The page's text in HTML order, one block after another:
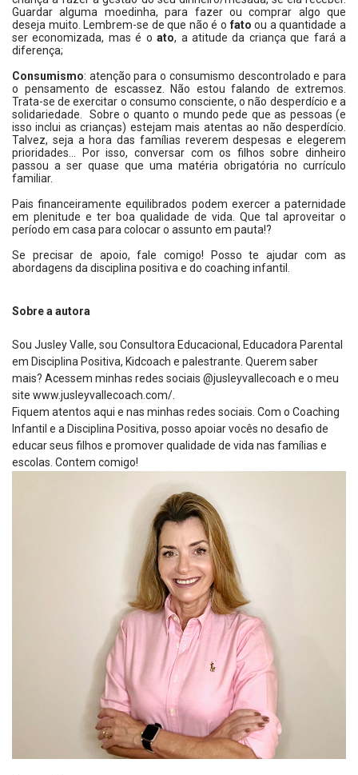
Guardar alguma moedinha, para fazer ou comprar algo que
deseja muito. Lembrem-se de que não é ofato ou a quantidade a
ser economizada, mas é oato, a atitude da criança que fará a
diferença;
Consumismo: atenção para o consumismo descontrolado e para
o pensamento de escassez. Não estou falando de extremos.
Trata-se de exercitar o consumo consciente, o não desperdício e a
solidariedade. Sobre o quanto o mundo pede que as pessoas (e
isso inclui as crianças) estejam mais atentas ao não desperdício.
Talvez, seja a hora das famílias reverem despesas e elegerem
prioridades... Por isso, conversar com os filhos sobre dinheiro
passou a ser quase que uma matéria obrigatória no currículo
familiar.
Pais financeiramente equilibrados podem exercer a paternidade
em plenitude e ter boa qualidade de vida. Que tal aproveitar o
período em casa para colocar o assunto em pauta!?
Se precisar de apoio, fale comigo! Posso te ajudar com as
abordagens da disciplina positiva e do coaching infantil.
Sobre a autora
Sou Jusley Valle, sou Consultora Educacional, Educadora Parental
em Disciplina Positiva, Kidcoach e palestrante. Querem saber
mais? Acessem minhas redes sociais @jusleyvallecoach e o meu
site www.jusleyvallecoach.com/.
Fiquem atentos aqui e nas minhas redes sociais. Com o Coaching
Infantil e a Disciplina Positiva, posso apoiar vocês no desafio de
educar seus filhos e promover qualidade de vida nas famílias e
escolas. Contem comigo!